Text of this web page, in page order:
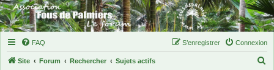
FAQ Connexion
S’enregistrer
Site Forum Rechercher Sujets actifs